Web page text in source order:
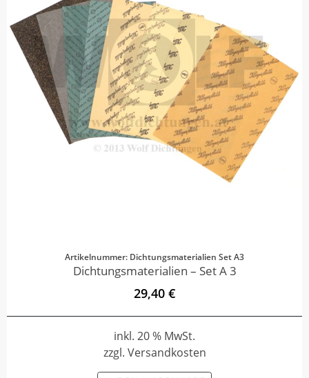
Artikelnummer: Dichtungsmaterialien Set A3
Dichtungsmaterialien – Set A 3
29,40 €
inkl. 20 % MwSt.
zzgl. Versandkosten